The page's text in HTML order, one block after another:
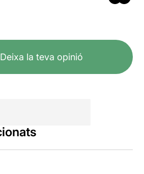
Deixa la teva opinió